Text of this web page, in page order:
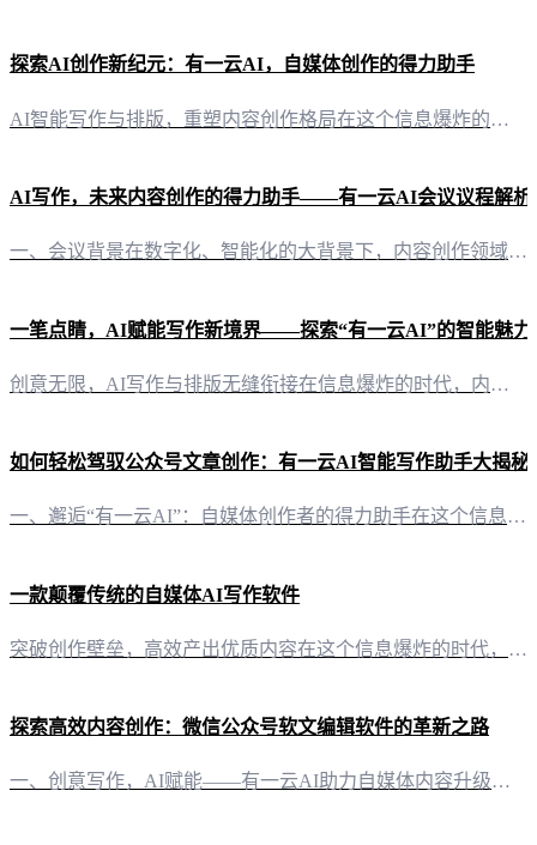
探索AI创作新纪元：有一云AI，自媒体创作的得力助手
AI智能写作与排版，重塑内容创作格局在这个信息爆炸的时代，内容创作者面临着前所未有的挑战。如何高效、高质量地完成创作，成为每一个自媒体人的必修课。而“有一云AI”的出现，无疑为这一挑战提供了全新的解决方案。 千款装修皮肤，打造个性化排版风格“有一云AI”深知内容呈现的重要性，因此在内容排版方面，它提供了包含标题、内容、图文、分隔、引导等五大类的数千款装修皮肤。这些皮肤不仅设计精美，更能够根据不同
AI写作，未来内容创作的得力助手——有一云AI会议议程解析
一、会议背景在数字化、智能化的大背景下，内容创作领域正经历着一场深刻的变革。AI技术的飞速发展，为内容创作者带来了前所未有的机遇。本会议旨在探讨AI写作在新时代的内容创作中的应用，以及如何借助“有一云AI”这款创新工具提升创作效率。 二、会议议程 2.1 开幕式 时间：上午9:00-9:30 主题：AI写作时代的到来与机遇 内容： 分析AI写作的背景与趋势 阐述AI写作对内容创作
一笔点睛，AI赋能写作新境界——探索“有一云AI”的智能魅力
创意无限，AI写作与排版无缝衔接在信息爆炸的时代，内容创作如同艺术创作，需要灵感与技巧的完美结合。而“有一云AI”，这款创新型AI智能写作+排版软件，正是为了满足自媒体创作者的这一需求而生。它不仅将AI技术服务前沿化，更将创作需求AI自动化，让创意的火花在指尖跃动。 五大分类，千款皮肤，让你的内容焕然一新在内容排版方面，“有一云AI”可谓匠心独运。它提供了包含标题、内容、图文、分隔、引导五大类的
如何轻松驾驭公众号文章创作：有一云AI智能写作助手大揭秘
一、邂逅“有一云AI”：自媒体创作者的得力助手在这个信息爆炸的时代，公众号文章创作成为自媒体人的核心技能。然而，如何快速、高效地创作出高质量的文章，成为了许多创作者心中的难题。今天，就让我为大家揭开“有一云AI”这款创新型AI智能写作+排版软件的神秘面纱，助你轻松驾驭公众号文章创作。 二、排版如诗，内容如画：“有一云AI”的五大类装修皮肤在内容排版方面，“有一云AI”提供了标题、内容、图文、分隔
一款颠覆传统的自媒体AI写作软件
突破创作壁垒，高效产出优质内容在这个信息爆炸的时代，自媒体创作者面临着内容创作的种种挑战。然而，“有一云AI”的出现，犹如一股清流，为自媒体创作者带来了一场前所未有的变革。 装修皮肤，打造个性化内容风格在内容排版方面，“有一云AI”提供了包含标题、内容、图文、分隔、引导等五大类数千款装修皮肤。这些丰富多样的装修皮肤，让创作者能够轻松打造出独具个性的内容风格，让每一次的发布都充满魅力。 多平台兼容
探索高效内容创作：微信公众号软文编辑软件的革新之路
一、创意写作，AI赋能——有一云AI助力自媒体内容升级在信息爆炸的时代，优质内容成为自媒体竞争的核心。有一云AI，作为一款创新的AI智能写作+排版软件，以其卓越的技术实力，为自媒体创作者带来了前所未有的创作体验。 二、排版美学，千款皮肤任君挑选——有一云AI的内容排版之道内容的美学不仅在于文字，更在于视觉的呈现。有一云AI提供数千款装修皮肤，涵盖标题、内容、图文、分隔、引导等五大类，满足各类创作